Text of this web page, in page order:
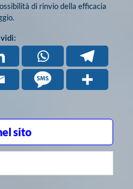
di rinvio della efficacia
sito